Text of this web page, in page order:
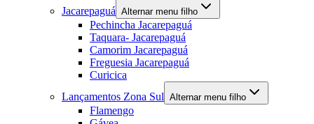
Jacarepaguá Alternar menu filho
Pechincha Jacarepaguá
Taquara- Jacarepaguá
Camorim Jacarepaguá
Freguesia Jacarepaguá
Curicica
Lançamentos Zona Sul Alternar menu filho
Flamengo